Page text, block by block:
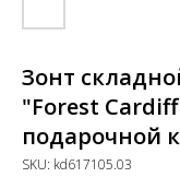
Зонт
"Forest
подарочной
SKU: kd617105.03